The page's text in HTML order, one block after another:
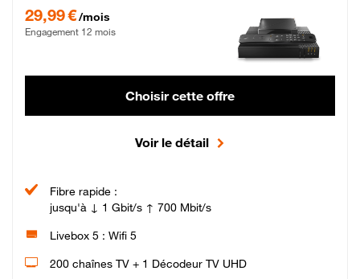
29,99 €/mois
Engagement 12 mois
Choisir cette offre
Voir le détail
Fibre rapide :
jusqu'à ↓ 1 Gbit/s ↑ 700 Mbit/s
Livebox 5 : Wifi 5
200 chaînes TV + 1 Décodeur TV UHD